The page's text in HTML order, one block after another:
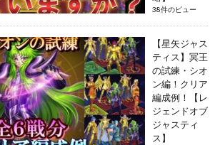
38件のビュー
【星矢ジャス
ティス】冥王
の試練・シオ
ン編！クリア
編成例！【レ
ジェンドオブ
ジャスティ
ス】